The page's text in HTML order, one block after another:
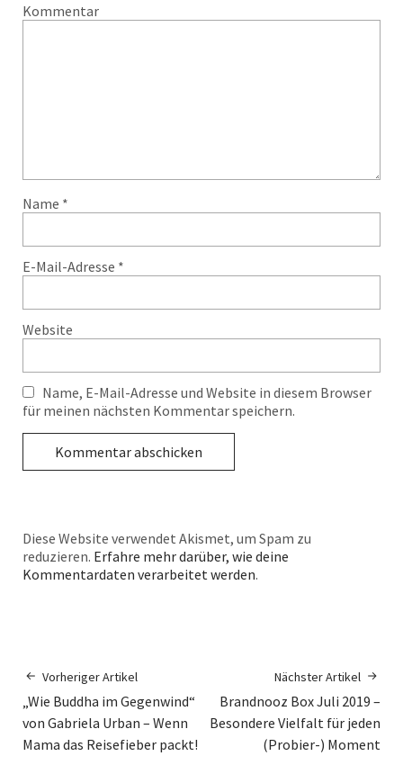
Kommentar
Name *
E-Mail-Adresse *
Website
Name, E-Mail-Adresse und Website in diesem Browser
für meinen nächsten Kommentar speichern.
Diese Website verwendet Akismet, um Spam zu
reduzieren. Erfahre mehr darüber, wie deine
Kommentardaten verarbeitet werden.
Vorheriger Artikel
„Wie Buddha im Gegenwind“
von Gabriela Urban – Wenn
Mama das Reisefieber packt!
Nächster Artikel
Brandnooz Box Juli 2019 –
Besondere Vielfalt für jeden
(Probier-) Moment